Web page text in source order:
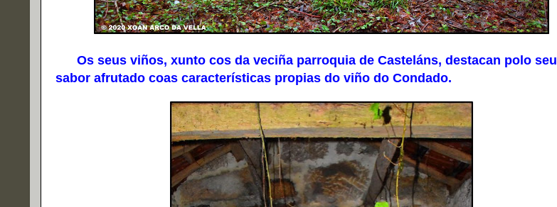
Os seus viños, xunto cos da veciña parroquia de Casteláns, destacan polo seu
sabor afrutado coas características propias do viño do Condado.